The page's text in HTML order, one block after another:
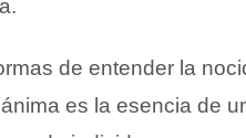
de entender la
es la esencia de